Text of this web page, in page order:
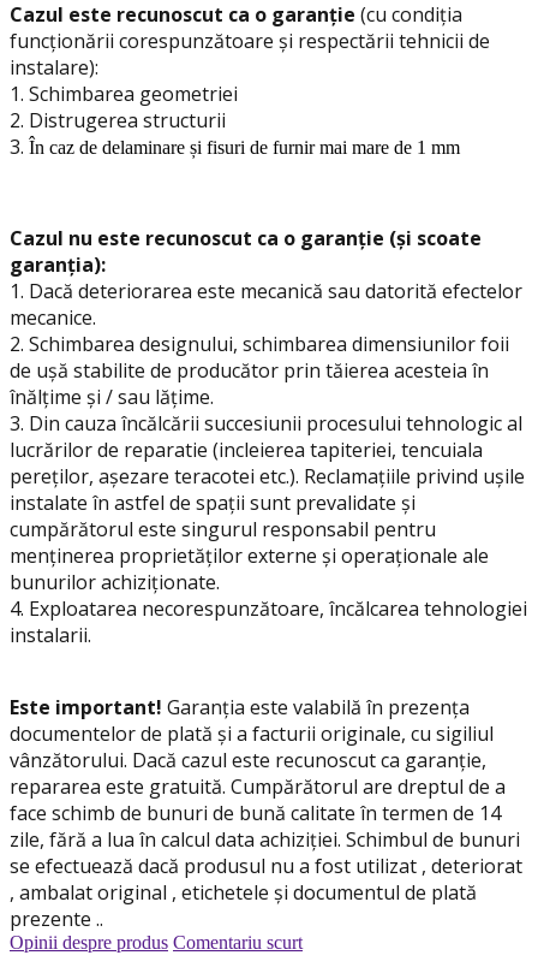
Cazul este recunoscut ca o garanție (cu condiția
funcționării corespunzătoare și respectării tehnicii de
instalare):
1. Schimbarea geometriei
2. Distrugerea structurii
3. În caz de delaminare și fisuri de furnir mai mare de 1 mm
Cazul nu este recunoscut ca o garanție (și scoate
garanția):
1. Dacă deteriorarea este mecanică sau datorită efectelor
mecanice.
2. Schimbarea designului, schimbarea dimensiunilor foii
de ușă stabilite de producător prin tăierea acesteia în
înălțime și / sau lățime.
3. Din cauza încălcării succesiunii procesului tehnologic al
lucrărilor de reparatie (incleierea tapiteriei, tencuiala
pereților, așezare teracotei etc.). Reclamațiile privind ușile
instalate în astfel de spații sunt prevalidate și
cumpărătorul este singurul responsabil pentru
menținerea proprietăților externe și operaționale ale
bunurilor achiziționate.
4. Exploatarea necorespunzătoare, încălcarea tehnologiei
instalarii.
Este important! Garanția este valabilă în prezența
documentelor de plată și a facturii originale, cu sigiliul
vânzătorului. Dacă cazul este recunoscut ca garanție,
repararea este gratuită. Cumpărătorul are dreptul de a
face schimb de bunuri de bună calitate în termen de 14
zile, fără a lua în calcul data achiziției. Schimbul de bunuri
se efectuează dacă produsul nu a fost utilizat , deteriorat
, ambalat original , etichetele și documentul de plată
prezente ..
Opinii despre produs Comentariu scurt